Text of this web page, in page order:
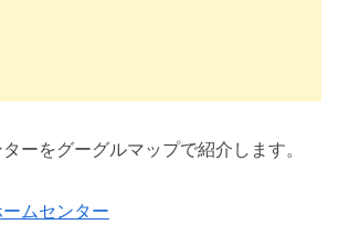
ーをグーグルマップで紹介します。
ムセンター